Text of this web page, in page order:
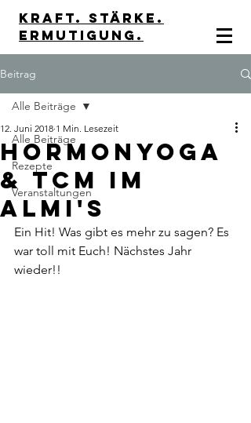
kraft. stärke.
Ermutigung.
Beitrag
Alle Beiträge
Rezepte
Veranstaltungen
Alle Beiträge
Hormonyoga
& TCM im
Almi's
12. Juni 2018 1 Min. Lesezeit
Ein Hit! Was gibt es mehr zu sagen? Es
war toll mit Euch! Nächstes Jahr
wieder!!